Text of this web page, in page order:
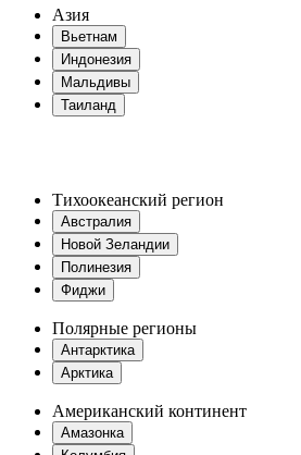
Азия
Вьетнам
Индонезия
Мальдивы
Таиланд
Тихоокеанский регион
Австралия
Новой Зеландии
Полинезия
Фиджи
Полярные регионы
Антарктика
Арктика
Американский континент
Амазонка